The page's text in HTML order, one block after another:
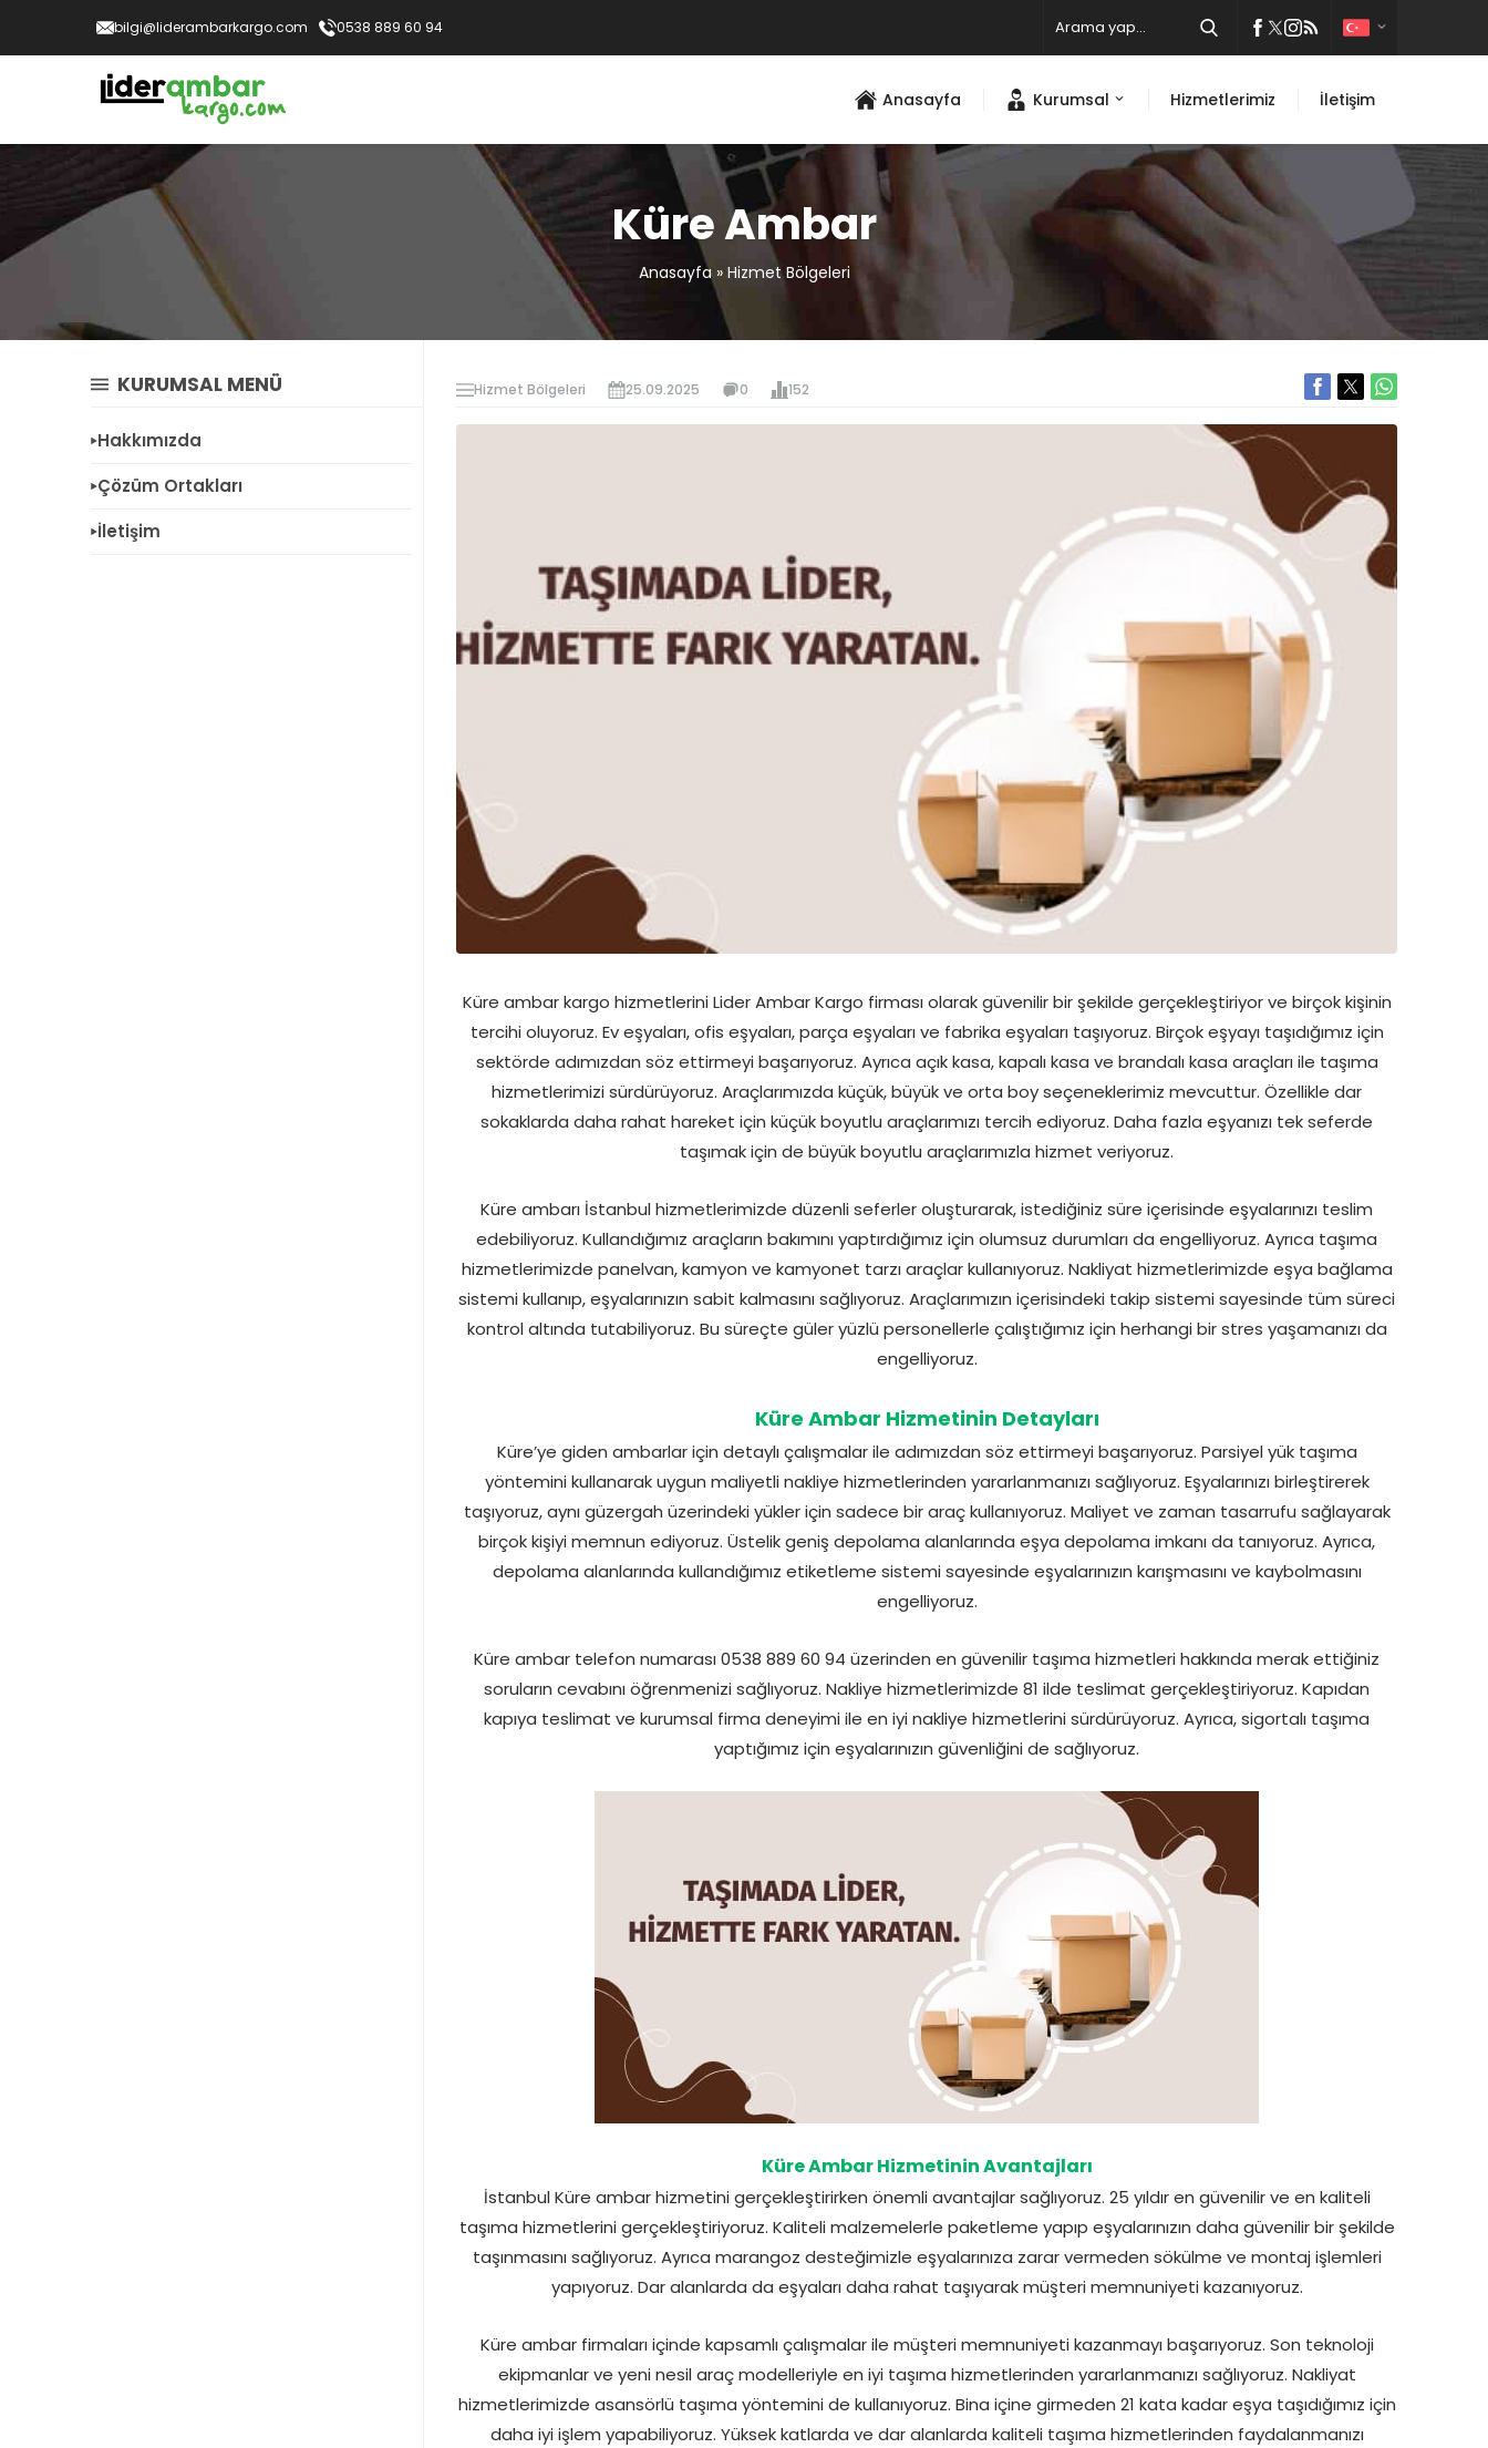
bilgi@liderambarkargo.com 0538 889 60 94
Anasayfa Kurumsal Hizmetlerimiz İletişim
Küre Ambar
Anasayfa» Hizmet Bölgeleri
Hizmet Bölgeleri 25.09.2025 0 152
Küre ambar kargo hizmetlerini Lider Ambar Kargo firması olarak güvenilir bir şekilde gerçekleştiriyor ve birçok kişinin
tercihi oluyoruz. Ev eşyaları, ofis eşyaları, parça eşyaları ve fabrika eşyaları taşıyoruz. Birçok eşyayı taşıdığımız için
sektörde adımızdan söz ettirmeyi başarıyoruz. Ayrıca açık kasa, kapalı kasa ve brandalı kasa araçları ile taşıma
hizmetlerimizi sürdürüyoruz. Araçlarımızda küçük, büyük ve orta boy seçeneklerimiz mevcuttur. Özellikle dar
sokaklarda daha rahat hareket için küçük boyutlu araçlarımızı tercih ediyoruz. Daha fazla eşyanızı tek seferde
taşımak için de büyük boyutlu araçlarımızla hizmet veriyoruz.
Küre ambarı İstanbul hizmetlerimizde düzenli seferler oluşturarak, istediğiniz süre içerisinde eşyalarınızı teslim
edebiliyoruz. Kullandığımız araçların bakımını yaptırdığımız için olumsuz durumları da engelliyoruz. Ayrıca taşıma
hizmetlerimizde panelvan, kamyon ve kamyonet tarzı araçlar kullanıyoruz. Nakliyat hizmetlerimizde eşya bağlama
sistemi kullanıp, eşyalarınızın sabit kalmasını sağlıyoruz. Araçlarımızın içerisindeki takip sistemi sayesinde tüm süreci
kontrol altında tutabiliyoruz. Bu süreçte güler yüzlü personellerle çalıştığımız için herhangi bir stres yaşamanızı da
engelliyoruz.
Küre Ambar Hizmetinin Detayları
Küre’ye giden ambarlar için detaylı çalışmalar ile adımızdan söz ettirmeyi başarıyoruz. Parsiyel yük taşıma
yöntemini kullanarak uygun maliyetli nakliye hizmetlerinden yararlanmanızı sağlıyoruz. Eşyalarınızı birleştirerek
taşıyoruz, aynı güzergah üzerindeki yükler için sadece bir araç kullanıyoruz. Maliyet ve zaman tasarrufu sağlayarak
birçok kişiyi memnun ediyoruz. Üstelik geniş depolama alanlarında eşya depolama imkanı da tanıyoruz. Ayrıca,
depolama alanlarında kullandığımız etiketleme sistemi sayesinde eşyalarınızın karışmasını ve kaybolmasını
engelliyoruz.
Küre ambar telefon numarası 0538 889 60 94 üzerinden en güvenilir taşıma hizmetleri hakkında merak ettiğiniz
soruların cevabını öğrenmenizi sağlıyoruz. Nakliye hizmetlerimizde 81 ilde teslimat gerçekleştiriyoruz. Kapıdan
kapıya teslimat ve kurumsal firma deneyimi ile en iyi nakliye hizmetlerini sürdürüyoruz. Ayrıca, sigortalı taşıma
yaptığımız için eşyalarınızın güvenliğini de sağlıyoruz.
Küre Ambar Hizmetinin Avantajları
İstanbul Küre ambar hizmetini gerçekleştirirken önemli avantajlar sağlıyoruz. 25 yıldır en güvenilir ve en kaliteli
taşıma hizmetlerini gerçekleştiriyoruz. Kaliteli malzemelerle paketleme yapıp eşyalarınızın daha güvenilir bir şekilde
taşınmasını sağlıyoruz. Ayrıca marangoz desteğimizle eşyalarınıza zarar vermeden sökülme ve montaj işlemleri
yapıyoruz. Dar alanlarda da eşyaları daha rahat taşıyarak müşteri memnuniyeti kazanıyoruz.
Küre ambar firmaları içinde kapsamlı çalışmalar ile müşteri memnuniyeti kazanmayı başarıyoruz. Son teknoloji
ekipmanlar ve yeni nesil araç modelleriyle en iyi taşıma hizmetlerinden yararlanmanızı sağlıyoruz. Nakliyat
hizmetlerimizde asansörlü taşıma yöntemini de kullanıyoruz. Bina içine girmeden 21 kata kadar eşya taşıdığımız için
daha iyi işlem yapabiliyoruz. Yüksek katlarda ve dar alanlarda kaliteli taşıma hizmetlerinden faydalanmanızı
KURUMSAL MENÜ
Hakkımızda
Çözüm Ortakları
İletişim